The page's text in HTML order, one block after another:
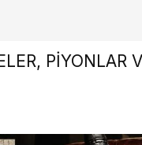
PİYONLAR